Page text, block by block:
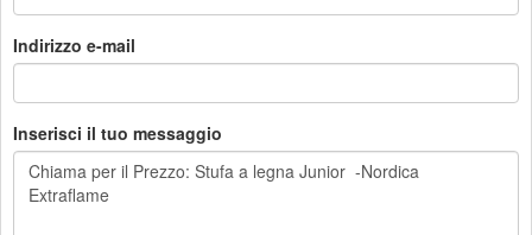
Indirizzo e-mail
Inserisci il tuo messaggio